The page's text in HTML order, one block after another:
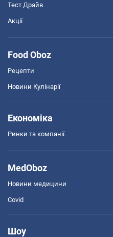
Тест Драйв
Акції
Food Oboz
Рецепти
Новини Кулінарії
Економіка
Ринки та компанії
MedOboz
Новини медицини
Covid
Шоу